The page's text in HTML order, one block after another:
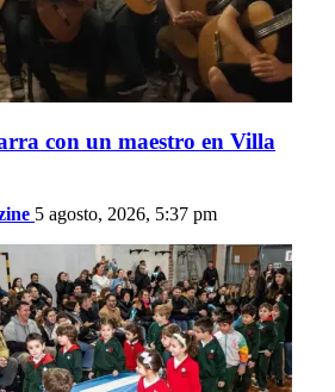
con un maestro en Villa
5 agosto, 2026, 5:37 pm